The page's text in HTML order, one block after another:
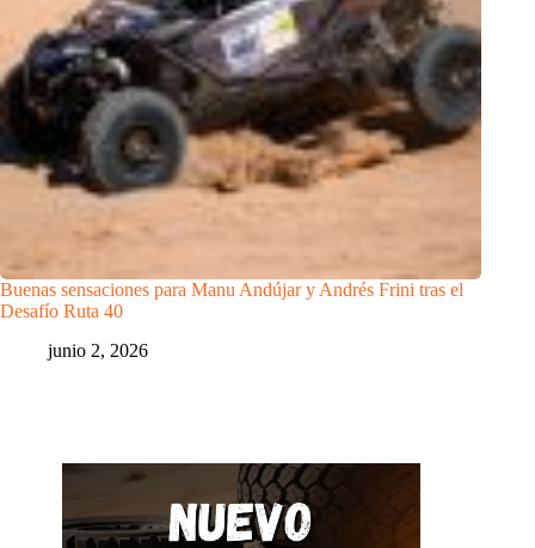
Buenas sensaciones para Manu Andújar y Andrés Frini tras el
Desafío Ruta 40
junio 2, 2026